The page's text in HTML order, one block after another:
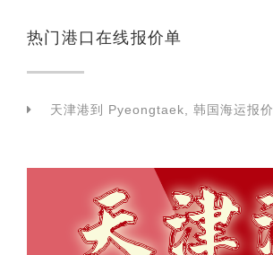
热门港口在线报价单
天津港到 Pyeongtaek, 韩国海运报价